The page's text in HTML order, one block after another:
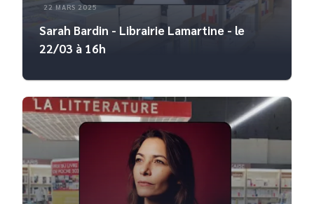
22 MARS 2025
Sarah Bardin - Librairie Lamartine - le
22/03 à 16h